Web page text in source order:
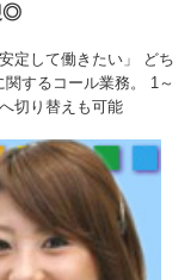
◎
定して働きたい」 どち
するコール業務。 1～
切り替えも可能